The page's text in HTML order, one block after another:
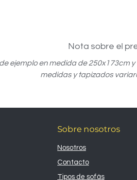
Nota sobre el
ejemplo en medida de 250x173cm
medidas y tapizados
Sobre nosotros
Nosotros
Contacto
Tipos de sofás